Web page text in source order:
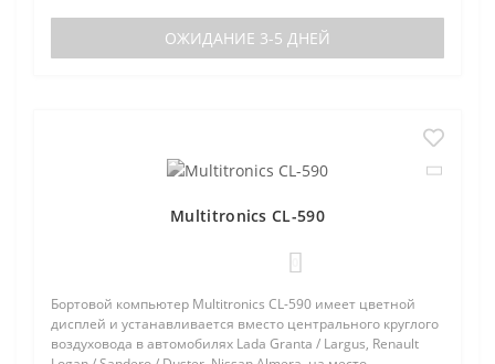
ОЖИДАНИЕ 3-5 ДНЕЙ
Multitronics CL-590
Бортовой компьютер Multitronics CL-590 имеет цветной
дисплей и устанавливается вместо центрального круглого
воздуховода в автомобилях Lada Granta / Largus, Renault